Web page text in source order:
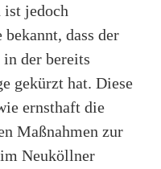
jedoch
dass der
der bereits
gekürzt hat. Diese
ernsthaft die
Maßnahmen zur
Neuköllner